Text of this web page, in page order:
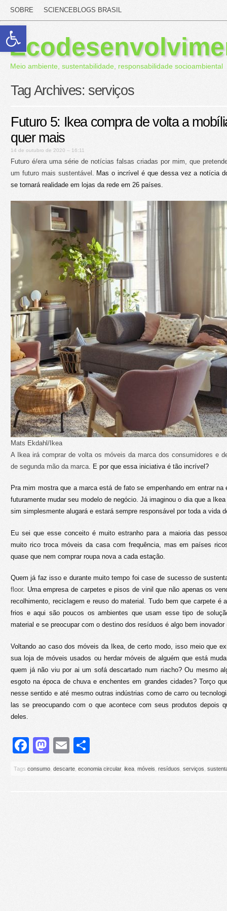
Abrir a barra de ferramentas
SOBRE SCIENCEBLOGS BRASIL
Meio ambiente, sustentabilidade, responsabilidade socioambiental
Tag Archives: serviços
Futuro 5: Ikea compra de volta a
quer mais
14 de outubro de 2020 – 16:11
Futuro é/era uma série de notícias falsas criadas por mim, que
um futuro mais sustentável . Mas o incrível é que dessa vez a notícia
se tornará realidade em lojas da rede em 26 países.
Mats Ekdahl/Ikea
A Ikea irá comprar de volta os móveis da marca dos consumidores e
de segunda mão da marca . E por que essa iniciativa é tão incrível?
Pra mim mostra que a marca está de fato se empenhando em entrar
futuramente mudar seu modelo de negócio. Já imaginou o dia que a
sim simplesmente alugará e estará sempre responsável por toda a vida
Eu sei que esse conceito é muito estranho para a maioria das
muito rico troca móveis da casa com frequência, mas em países
quase que nem comprar roupa nova a cada estação.
Quem já faz isso e durante muito tempo foi case de sucesso de
floor. Uma empresa de carpetes e pisos de vinil que não apenas os
recolhimento, reciclagem e reuso do material. Tudo bem que carpete é
frios e aqui são poucos os ambientes que usam esse tipo de
material e se preocupar com o destino dos resíduos é algo bem
Voltando ao caso dos móveis da Ikea, de certo modo, isso meio que
sua loja de móveis usados ou herdar móveis de alguém que está
quem já não viu por ai um sofá descartado num riacho? Ou mesmo
esgoto na época de chuva e enchentes em grandes cidades? Torço
nesse sentido e até mesmo outras indústrias como de carro ou
las se preocupando com o que acontece com seus produtos depois
deles.
Facebook
Mastodon
Email
Tags consumo descarte economia circular, ikea móveis resíduos serviços